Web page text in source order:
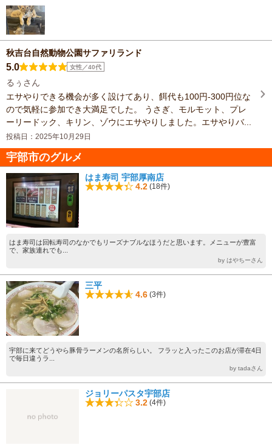
秋吉台自然動物公園サファリランド
5.0 女性／40代
るぅさん
エサやりできる機会が多く設けてあり、餌代も100円-300円位な
ので気軽に参加でき大満足でした。 うさぎ、モルモット、プレ
ーリードック、キリン、ゾウにエサやりしました。エサやりバ...
投稿日：2025年10月29日
宇部市のグルメ
はま寿司 宇部厚南店
4.2 (18件)
はま寿司は回転寿司のなかでもリーズナブルなほうだと思います。メニューが豊富
で、家族連れでも...
by はやちーさん
三平
4.6 (3件)
宇部に来てどうやら豚骨ラーメンの名所らしい。 フラッと入ったこのお店が滞在4日
で毎日違うラ...
by tadaさん
ジョリーパスタ宇部店
3.2 (4件)